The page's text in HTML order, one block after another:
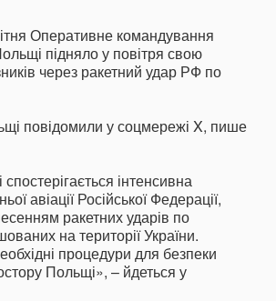
Оперативне командування
підняло у повітря свою
через ракетний удар РФ по
повідомили у соцмережі X, пише
інтенсивна
авіації Російської Федерації,
ракетних ударів по
на території України.
процедури для безпеки
Польщі», – йдеться у